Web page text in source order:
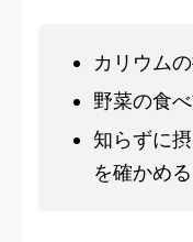
カリウム
野菜の食
知らずに
を確かめる